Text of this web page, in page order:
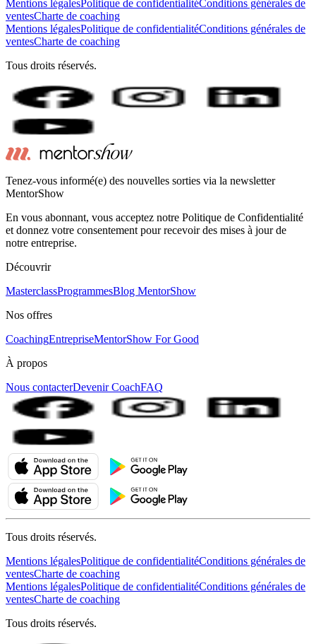
Mentions légalesPolitique de confidentialitéConditions générales de
ventesCharte de coaching
Mentions légalesPolitique de confidentialitéConditions générales de
ventesCharte de coaching
Tous droits réservés.
Tenez-vous informé(e) des nouvelles sorties via la newsletter
MentorShow
En vous abonnant, vous acceptez notre Politique de Confidentialité
et donnez votre consentement pour recevoir des mises à jour de
notre entreprise.
Découvrir
MasterclassProgrammesBlog MentorShow
Nos offres
CoachingEntrepriseMentorShow For Good
À propos
Nous contacterDevenir CoachFAQ
Tous droits réservés.
Mentions légalesPolitique de confidentialitéConditions générales de
ventesCharte de coaching
Mentions légalesPolitique de confidentialitéConditions générales de
ventesCharte de coaching
Tous droits réservés.